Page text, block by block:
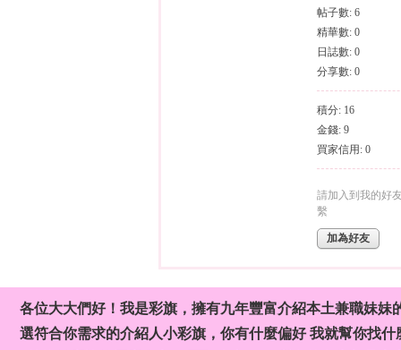
帖子數: 6
精華數: 0
日誌數: 0
分享數: 0
積分: 16
金錢: 9
買家信用: 0
請加入到我的好
繫
加為好友
各位大大們好！我是彩旗，擁有九年豐富介紹本土兼職妹
選符合你需求的介紹人小彩旗，你有什麼偏好 我就幫你找